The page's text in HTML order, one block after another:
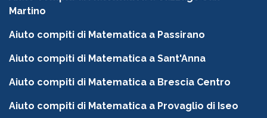
Martino
Aiuto compiti di Matematica a Passirano
Aiuto compiti di Matematica a Sant'Anna
Aiuto compiti di Matematica a Brescia Centro
Aiuto compiti di Matematica a Provaglio di Iseo